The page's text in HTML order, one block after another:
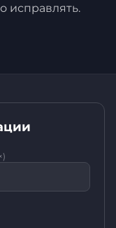
исправлять.